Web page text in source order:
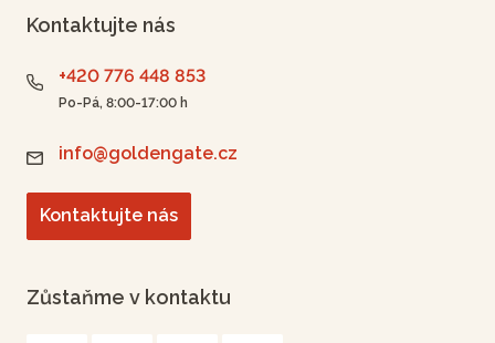
Kontaktujte nás
+420 776 448 853
Po-Pá, 8:00-17:00 h
info@goldengate.cz
Kontaktujte nás
Zůstaňme v kontaktu